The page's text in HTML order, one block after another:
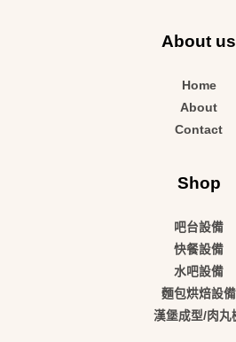
About us
Home
About
Contact
Shop
吧台設備
快餐設備
水吧設備
麵包烘焙設備
漢堡成型/肉丸